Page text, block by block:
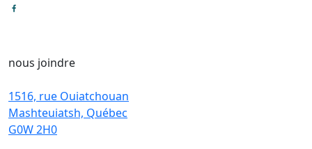
nous joindre
1516, rue Ouiatchouan
Mashteuiatsh, Québec
G0W 2H0